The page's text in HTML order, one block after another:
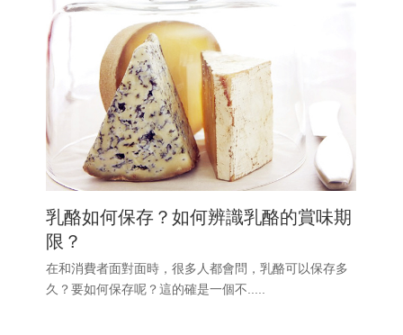
乳酪如何保存？如何辨識乳酪的賞味期
限？
在和消費者面對面時，很多人都會問，乳酪可以保存多
久？要如何保存呢？這的確是一個不.....